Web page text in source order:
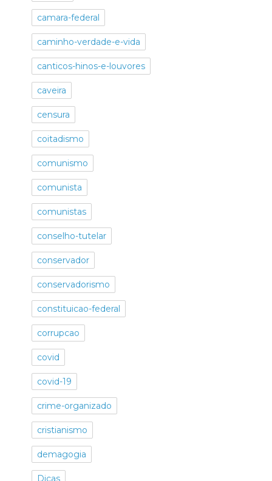
camara-federal
caminho-verdade-e-vida
canticos-hinos-e-louvores
caveira
censura
coitadismo
comunismo
comunista
comunistas
conselho-tutelar
conservador
conservadorismo
constituicao-federal
corrupcao
covid
covid-19
crime-organizado
cristianismo
demagogia
Dicas